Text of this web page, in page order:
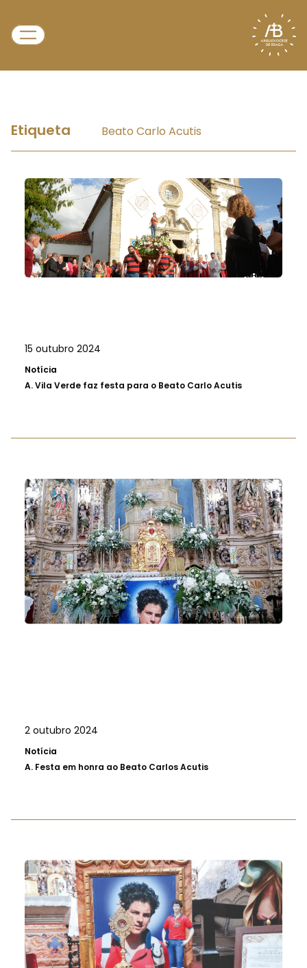
Etiqueta Beato Carlo Acutis
15 outubro 2024
Notícia
A.Vila Verde faz festa para o Beato Carlo Acutis
2 outubro 2024
Notícia
A. Festa em honra ao Beato Carlos Acutis